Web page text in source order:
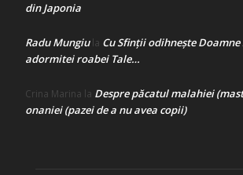
din Japonia
Radu Mungiula Cu Sfinții odihnește
adormitei roabei Tale…
Crina Marina la Despre păcatul malahiei
onaniei (pazei de a nu avea copii)